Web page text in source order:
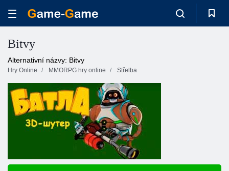
Bitvy
Alternativní názvy: Bitvy
Hry Online MMORPG hry online Střelba